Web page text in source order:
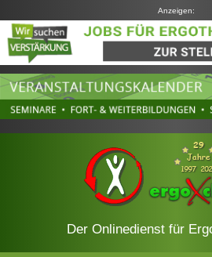
Anzeigen:
Der Onlinedienst für